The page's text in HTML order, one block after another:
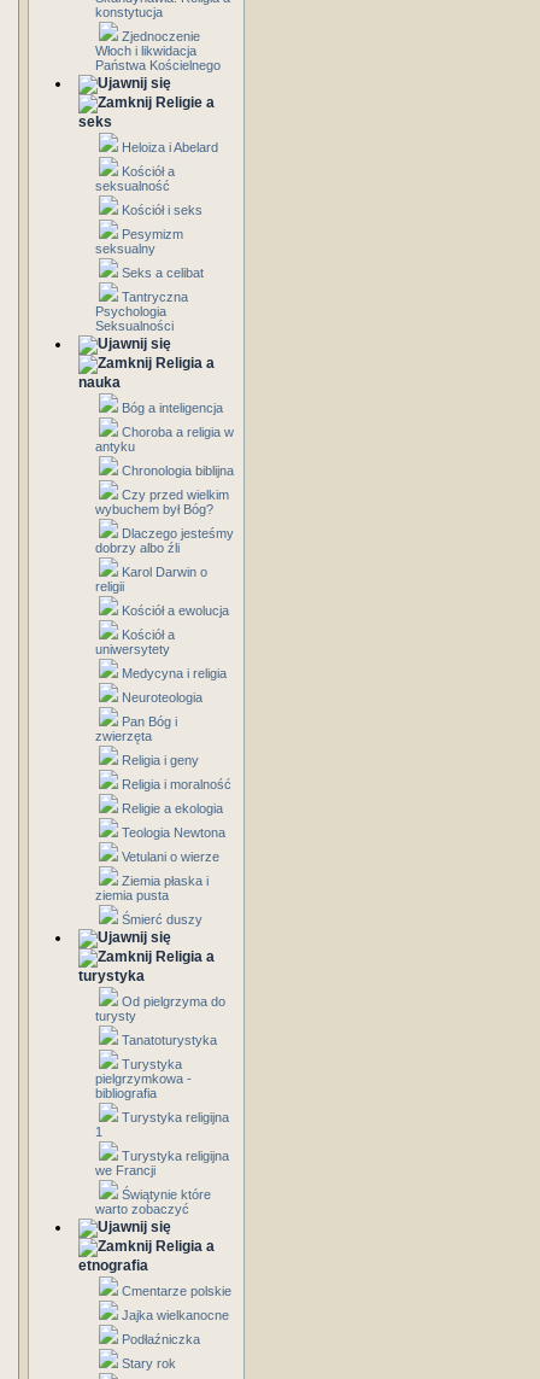
konstytucja
Zjednoczenie
Włoch i likwidacja
Państwa Kościelnego
Religie a
seks
Heloiza i Abelard
Kościół a
seksualność
Kościół i seks
Pesymizm
seksualny
Seks a celibat
Tantryczna
Psychologia
Seksualności
Religia a
nauka
Bóg a inteligencja
Choroba a religia w
antyku
Chronologia biblijna
Czy przed wielkim
wybuchem był Bóg?
Dlaczego jesteśmy
dobrzy albo źli
Karol Darwin o
religii
Kościół a ewolucja
Kościół a
uniwersytety
Medycyna i religia
Neuroteologia
Pan Bóg i
zwierzęta
Religia i geny
Religia i moralność
Religie a ekologia
Teologia Newtona
Vetulani o wierze
Ziemia płaska i
ziemia pusta
Śmierć duszy
Religia a
turystyka
Od pielgrzyma do
turysty
Tanatoturystyka
Turystyka
pielgrzymkowa -
bibliografia
Turystyka religijna
1
Turystyka religijna
we Francji
Świątynie które
warto zobaczyć
Religia a
etnografia
Cmentarze polskie
Jajka wielkanocne
Podłaźniczka
Stary rok